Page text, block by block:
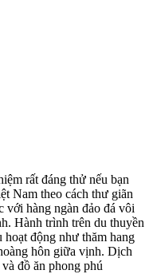
rất đáng thử nếu bạn
Nam theo cách thư giãn
với hàng ngàn đảo đá vôi
Hành trình trên du thuyền
hoạt động như thăm hang
hôn giữa vịnh. Dịch
đồ ăn phong phú